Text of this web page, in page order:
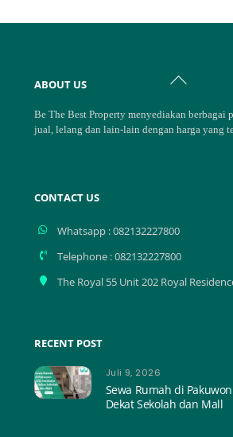
Back
ABOUT US
Be The Best Property menyediakan berbagai
jual, lelang dan lain-lain dengan harga yang
CONTACT US
Whatsapp : 082132227800
Telephone : 082132227800
The Royal 55 Unit 202 Royal
RECENT POST
Juli 9, 2026
Sewa Rumah di
Dekat Sekolah dan Mall